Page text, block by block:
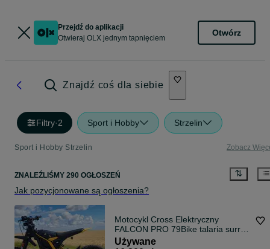
Przejdź do aplikacji
Otwieraj OLX jednym tapnięciem
Otwórz
Znajdź coś dla siebie
Filtry·2 Sport i Hobby Strzelin
Sport i Hobby Strzelin Zobacz
ZNALEŹLIŚMY 290 OGŁOSZEŃ
Jak pozycjonowane są ogłoszenia?
Motocykl Cross Elektryczny
FALCON PRO 79Bike talaria surrn
eride motor skuter
Używane